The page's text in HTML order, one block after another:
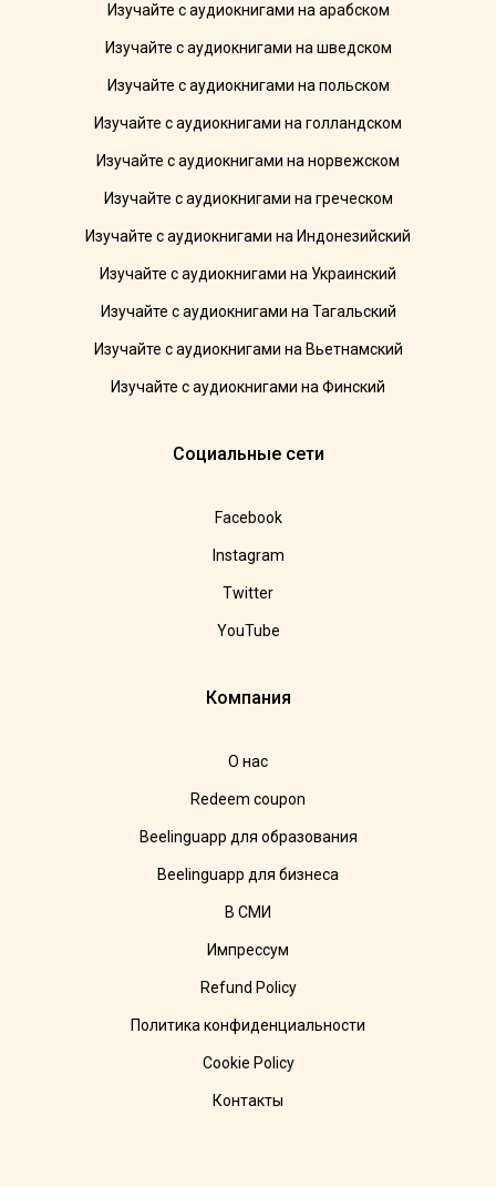
Изучайте с аудиокнигами на арабском
Изучайте с аудиокнигами на шведском
Изучайте с аудиокнигами на польском
Изучайте с аудиокнигами на голландском
Изучайте с аудиокнигами на норвежском
Изучайте с аудиокнигами на греческом
Изучайте с аудиокнигами на Индонезийский
Изучайте с аудиокнигами на Украинский
Изучайте с аудиокнигами на Тагальский
Изучайте с аудиокнигами на Вьетнамский
Изучайте с аудиокнигами на Финский
Социальные сети
Facebook
Instagram
Twitter
YouTube
Компания
О нас
Redeem coupon
Beelinguapp для образования
Beelinguapp для бизнеса
В СМИ
Импрессум
Refund Policy
Политика конфиденциальности
Cookie Policy
Контакты